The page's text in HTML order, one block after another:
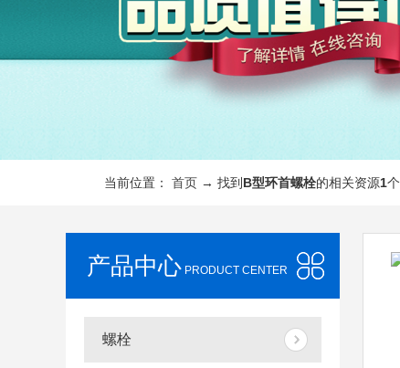
当前位置： 首页 → 找到 B型环首螺栓的相关资源1个
产品中心 PRODUCT CENTER
螺栓